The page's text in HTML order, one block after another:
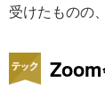
受けたものの